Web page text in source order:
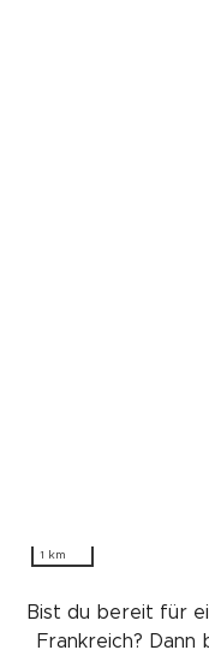
1 km
Bist du bereit für
Frankreich? Dann